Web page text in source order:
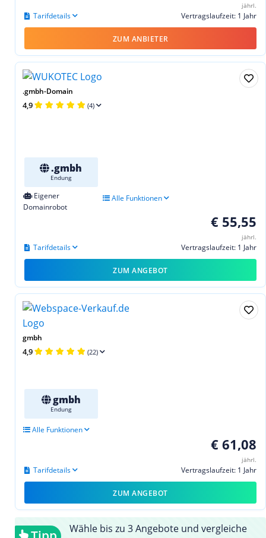
jährl.
Vertragslaufzeit: 1 Jahr
Tarifdetails
ZUM ANBIETER
.gmbh-Domain
4,9 (4)
.gmbh
Endung
Eigener
Domainrobot
Alle Funktionen
€ 55,55
jährl.
Vertragslaufzeit: 1 Jahr
Tarifdetails
ZUM ANGEBOT
gmbh
4,9 (22)
gmbh
Endung
Alle Funktionen
€ 61,08
jährl.
Vertragslaufzeit: 1 Jahr
Tarifdetails
ZUM ANGEBOT
Wähle bis zu 3 Angebote und vergleiche